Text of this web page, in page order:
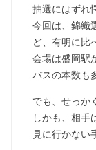
抽選にはずれ
今回は、錦織
ど、有明に比
会場は盛岡駅
バスの本数も
でも、せっか
しかも、相手
見に行かない